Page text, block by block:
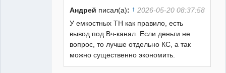
Андрей писал(а): ↑ 2026-05-20 08:37:58
У емкостных ТН как правило, есть
вывод под Вч-канал. Если деньги не
вопрос, то лучше отдельно КС, а так
можно существенно экономить.